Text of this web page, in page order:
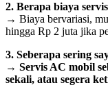
2. Berapa biaya
→ Biaya bervariasi,
hingga Rp 2 juta jika
3. Seberapa sering
→ Servis AC mobil
sekali, atau segera